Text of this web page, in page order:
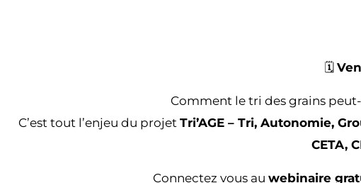
🗓️
Comment le tri des grains
C’est tout l’enjeu du projet Tri’AGE – Tri, Autonomie,
CETA,
Connectez vous au webinaire